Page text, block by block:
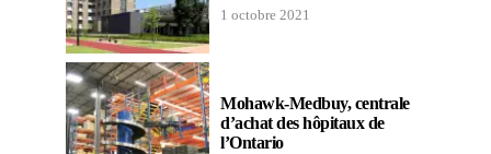
1 octobre 2021
Mohawk-Medbuy, centrale
d’achat des hôpitaux de
l’Ontario